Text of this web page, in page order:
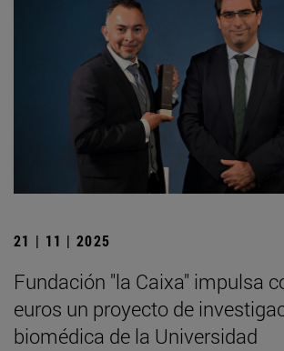
21 | 11 | 2025
Fundación "la Caixa" impulsa
euros un proyecto de
biomédica de la Universidad